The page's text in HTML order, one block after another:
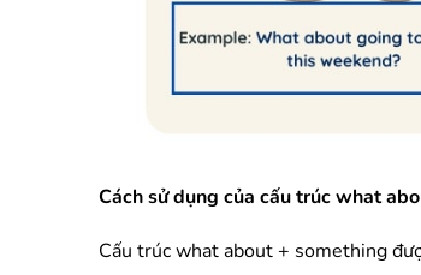
Cách sử dụng của cấu trúc what
Cấu trúc what about + something